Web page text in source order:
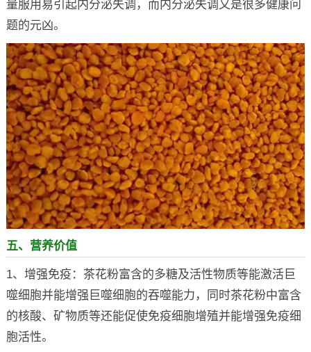
量服用易引起内分泌失调，而内分泌失调又是很多健康问
题的元凶。
五、营养价值
1、增强免疫：茶花粉富含的多糖及活性物质等能激活巨
噬细胞并能增强巨噬细胞的吞噬能力，同时茶花粉中富含
的核酸、矿物质等还能促使免疫细胞增殖并能增强免疫细
胞活性。